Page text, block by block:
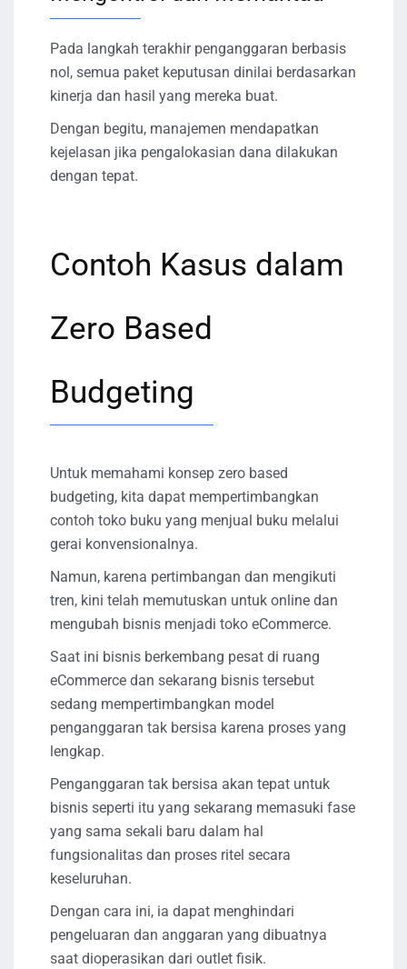
Pada langkah terakhir penganggaran berbasis
nol, semua paket keputusan dinilai berdasarkan
kinerja dan hasil yang mereka buat.
Dengan begitu, manajemen mendapatkan
kejelasan jika pengalokasian dana dilakukan
dengan tepat.
Contoh Kasus dalam
Zero Based
Budgeting
Untuk memahami konsep zero based
budgeting, kita dapat mempertimbangkan
contoh toko buku yang menjual buku melalui
gerai konvensionalnya.
Namun, karena pertimbangan dan mengikuti
tren, kini telah memutuskan untuk online dan
mengubah bisnis menjadi toko eCommerce.
Saat ini bisnis berkembang pesat di ruang
eCommerce dan sekarang bisnis tersebut
sedang mempertimbangkan model
penganggaran tak bersisa karena proses yang
lengkap.
Penganggaran tak bersisa akan tepat untuk
bisnis seperti itu yang sekarang memasuki fase
yang sama sekali baru dalam hal
fungsionalitas dan proses ritel secara
keseluruhan.
Dengan cara ini, ia dapat menghindari
pengeluaran dan anggaran yang dibuatnya
saat dioperasikan dari outlet fisik.